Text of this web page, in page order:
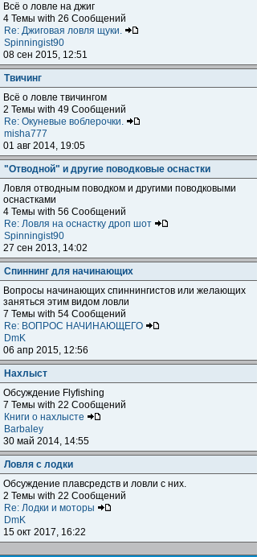
Всё о ловле на джиг
4 Темы with 26 Сообщений
Re: Джиговая ловля щуки.
Spinningist90
08 сен 2015, 12:51
Твичинг
Всё о ловле твичингом
2 Темы with 49 Сообщений
Re: Окуневые воблерочки.
misha777
01 авг 2014, 19:05
"Отводной" и другие поводковые оснастки
Ловля отводным поводком и другими поводковыми
оснастками
4 Темы with 56 Сообщений
Re: Ловля на оснастку дроп шот
Spinningist90
27 сен 2013, 14:02
Спиннинг для начинающих
Вопросы начинающих спиннингистов или желающих
заняться этим видом ловли
7 Темы with 54 Сообщений
Re: ВОПРОС НАЧИНАЮЩЕГО
DmK
06 апр 2015, 12:56
Нахлыст
Обсуждение Flyfishing
7 Темы with 22 Сообщений
Книги о нахлысте
Barbaley
30 май 2014, 14:55
Ловля с лодки
Обсуждение плавсредств и ловли с них.
2 Темы with 22 Сообщений
Re: Лодки и моторы
DmK
15 окт 2017, 16:22